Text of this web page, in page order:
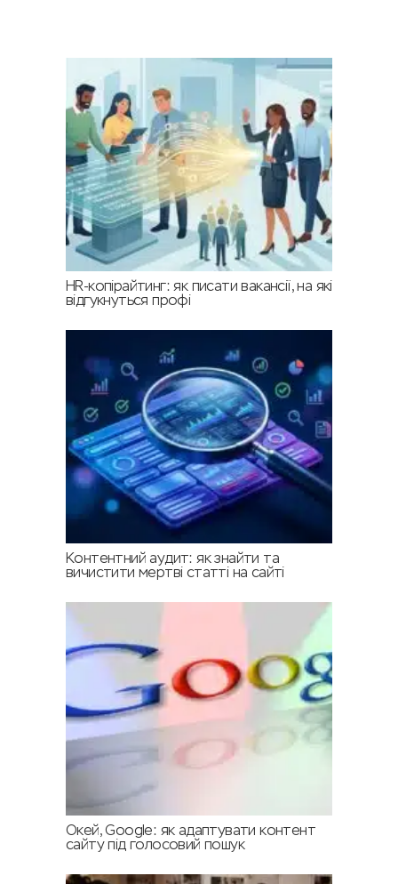
HR-копірайтинг: як писати вакансії, на які
відгукнуться профі
Контентний аудит: як знайти та
вичистити мертві статті на сайті
Окей, Google: як адаптувати контент
сайту під голосовий пошук